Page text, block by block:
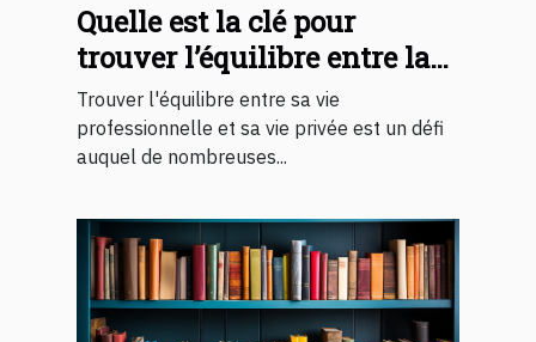
Quelle est la clé pour
trouver l’équilibre entre la
vie professionnelle et sa vie
privée ?
Trouver l'équilibre entre sa vie
professionnelle et sa vie privée est un défi
auquel de nombreuses...